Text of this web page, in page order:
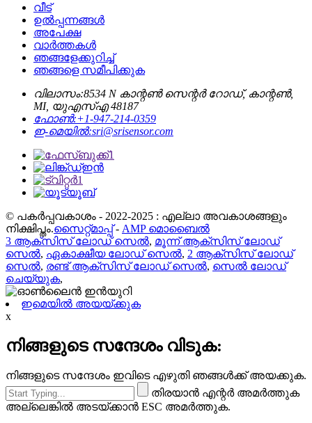
വീട്
ഉൽപ്പന്നങ്ങൾ
അപേക്ഷ
വാർത്തകൾ
ഞങ്ങളേക്കുറിച്ച്
ഞങ്ങളെ സമീപിക്കുക
വിലാസം:8534 N കാന്റൺ സെന്റർ റോഡ്, കാന്റൺ,
MI, യുഎസ്എ 48187
ഫോൺ:+1-947-214-0359
ഇ-മെയിൽ:sri@srisensor.com
© പകർപ്പവകാശം - 2022-2025 : എല്ലാ അവകാശങ്ങളും
നിക്ഷിപ്തം.സൈറ്റ്മാപ്പ്- AMP മൊബൈൽ
3 ആക്സിസ് ലോഡ് സെൽ, മൂന്ന് ആക്സിസ് ലോഡ്
സെൽ, ഏകാക്ഷീയ ലോഡ് സെൽ, 2 ആക്സിസ് ലോഡ്
സെൽ, രണ്ട് ആക്സിസ് ലോഡ് സെൽ, സെൽ ലോഡ്
ചെയ്യുക,
ഇമെയിൽ അയയ്ക്കുക
x
നിങ്ങളുടെ സന്ദേശം വിടുക:
നിങ്ങളുടെ സന്ദേശം ഇവിടെ എഴുതി ഞങ്ങൾക്ക് അയക്കുക.
തിരയാൻ എന്റർ അമർത്തുക
അല്ലെങ്കിൽ അടയ്ക്കാൻ ESC അമർത്തുക.